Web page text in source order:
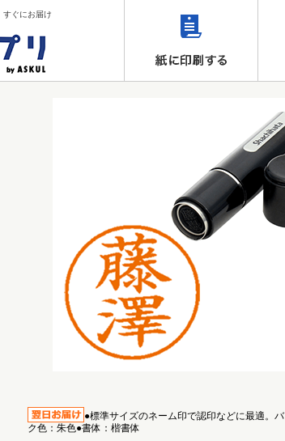
すぐにお届け
●標準サイズのネーム印で認印などに最適。
ク色：朱色●書体：楷書体